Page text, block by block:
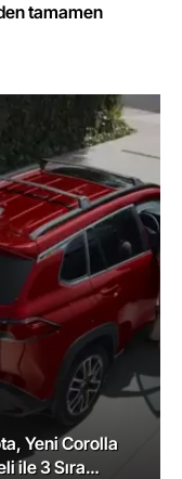
tamamen
Yeni Corolla
ile 3 Sıra